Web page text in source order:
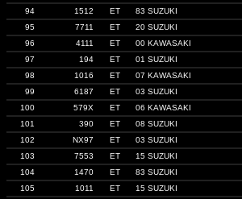
94
1512 ET 83 SUZUKI
95
7711 ET 20 SUZUKI
96
4111 ET 00 KAWASAKI
97
194 ET 01 SUZUKI
98
1016 ET 07 KAWASAKI
99
6187 ET 03 SUZUKI
100
579X ET 06 KAWASAKI
101
390 ET 08 SUZUKI
102
NX97 ET 03 SUZUKI
103
7553 ET 15 SUZUKI
104
1470 ET 83 SUZUKI
105
1011 ET 15 SUZUKI